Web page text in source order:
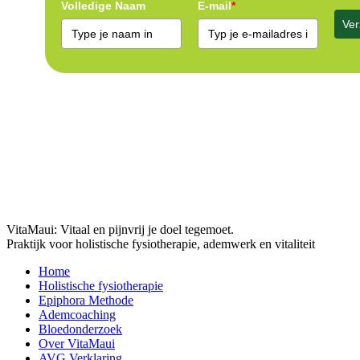
Volledige Naam E-mail*
VitaMaui: Vitaal en pijnvrij je doel tegemoet.
Praktijk voor holistische fysiotherapie, ademwerk en vitaliteit
Home
Holistische fysiotherapie
Epiphora Methode
Ademcoaching
Bloedonderzoek
Over VitaMaui